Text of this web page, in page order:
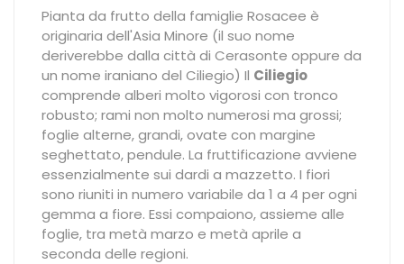
Pianta da frutto della famiglie Rosacee è
originaria dell'Asia Minore (il suo nome
deriverebbe dalla città di Cerasonte oppure da
un nome iraniano del Ciliegio) Il Ciliegio
comprende alberi molto vigorosi con tronco
robusto; rami non molto numerosi ma grossi;
foglie alterne, grandi, ovate con margine
seghettato, pendule. La fruttificazione avviene
essenzialmente sui dardi a mazzetto. I fiori
sono riuniti in numero variabile da 1 a 4 per ogni
gemma a fiore. Essi compaiono, assieme alle
foglie, tra metà marzo e metà aprile a
seconda delle regioni.